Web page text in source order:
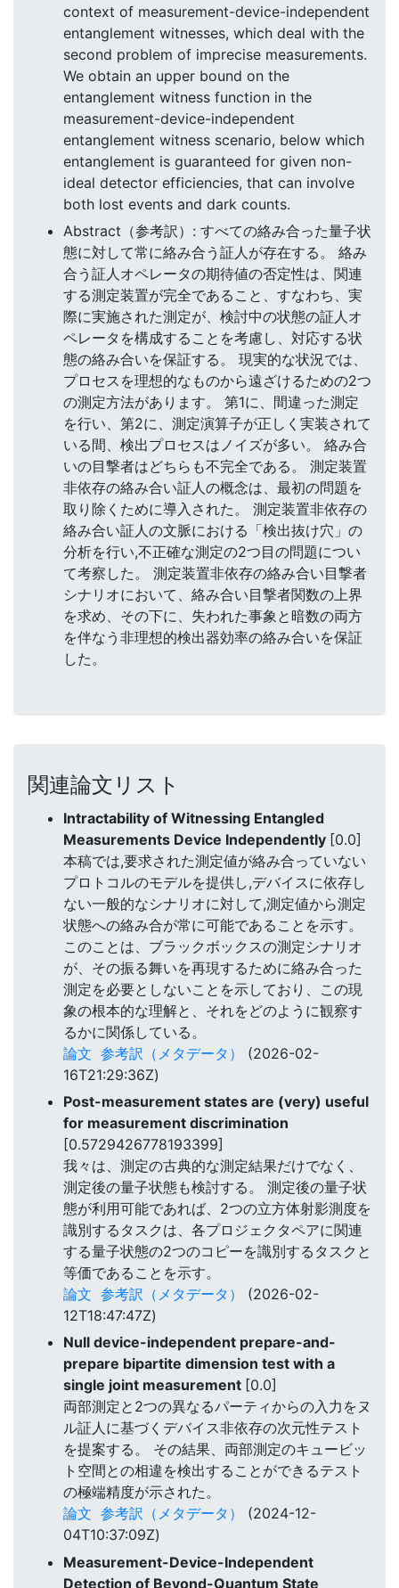
context of measurement-device-independent
entanglement witnesses, which deal with the
second problem of imprecise measurements.
We obtain an upper bound on the
entanglement witness function in the
measurement-device-independent
entanglement witness scenario, below which
entanglement is guaranteed for given non-
ideal detector efficiencies, that can involve
both lost events and dark counts.
Abstract（参考訳）: すべての絡み合った量子状
態に対して常に絡み合う証人が存在する。 絡み
合う証人オペレータの期待値の否定性は、関連
する測定装置が完全であること、すなわち、実
際に実施された測定が、検討中の状態の証人オ
ペレータを構成することを考慮し、対応する状
態の絡み合いを保証する。 現実的な状況では、
プロセスを理想的なものから遠ざけるための2つ
の測定方法があります。 第1に、間違った測定
を行い、第2に、測定演算子が正しく実装されて
いる間、検出プロセスはノイズが多い。 絡み合
いの目撃者はどちらも不完全である。 測定装置
非依存の絡み合い証人の概念は、最初の問題を
取り除くために導入された。 測定装置非依存の
絡み合い証人の文脈における「検出抜け穴」の
分析を行い,不正確な測定の2つ目の問題につい
て考察した。 測定装置非依存の絡み合い目撃者
シナリオにおいて、絡み合い目撃者関数の上界
を求め、その下に、失われた事象と暗数の両方
を伴なう非理想的検出器効率の絡み合いを保証
した。
関連論文リスト
Intractability of Witnessing Entangled
Measurements Device Independently [0.0]
本稿では,要求された測定値が絡み合っていない
プロトコルのモデルを提供し,デバイスに依存し
ない一般的なシナリオに対して,測定値から測定
状態への絡み合が常に可能であることを示す。
このことは、ブラックボックスの測定シナリオ
が、その振る舞いを再現するために絡み合った
測定を必要としないことを示しており、この現
象の根本的な理解と、それをどのように観察す
るかに関係している。
論文 参考訳（メタデータ）
(2026-02-
16T21:29:36Z)
Post-measurement states are (very) useful
for measurement discrimination
[0.5729426778193399]
我々は、測定の古典的な測定結果だけでなく、
測定後の量子状態も検討する。 測定後の量子状
態が利用可能であれば、2つの立方体射影測度を
識別するタスクは、各プロジェクタペアに関連
する量子状態の2つのコピーを識別するタスクと
等価であることを示す。
論文 参考訳（メタデータ）
(2026-02-
12T18:47:47Z)
Null device-independent prepare-and-
prepare bipartite dimension test with a
single joint measurement [0.0]
両部測定と2つの異なるパーティからの入力をヌ
ル証人に基づくデバイス非依存の次元性テスト
を提案する。 その結果、両部測定のキュービッ
ト空間との相違を検出することができるテスト
の極端精度が示された。
論文 参考訳（メタデータ）
(2024-12-
04T10:37:09Z)
Measurement-Device-Independent
Detection of Beyond-Quantum State